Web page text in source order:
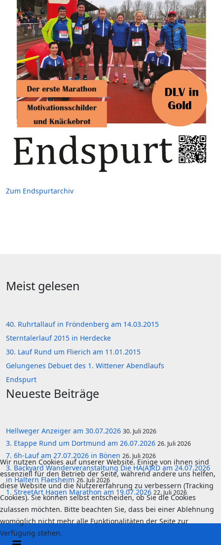
Zum Endspurtarchiv
Meist gelesen
40. Ruhrtallauf in Fröndenberg am 14.03.2015
Sterntalerlauf 2015 in Herdecke
30. Lauf Rund um Flierich am 11.01.2015
Gelungenes Debuet des 1. Wittener Abendlaufs
Endspurt
Neueste Beiträge
Hellweger Anzeiger am 30.07.2026 30. Juli 2026
3. Etappe Rund um Dortmund am 26.07.2026 26. Juli 2026
7. 6h-Lauf am 27.07.2026 in Bönen 26. Juli 2026
3. Backyard Wanderveranstaltung Die HA(A)RD am 24.07.2026
in Haltern Flaesheim 26. Juli 2026
1. StreetArt Hagen Marathon am 19.07.2026 22. Juli 2026
Wir nutzen Cookies auf unserer Website. Einige von ihnen sind
essenziell für den Betrieb der Seite, während andere uns helfen,
diese Website und die Nutzererfahrung zu verbessern (Tracking
Cookies). Sie können selbst entscheiden, ob Sie die Cookies
zulassen möchten. Bitte beachten Sie, dass bei einer Ablehnung
womöglich nicht mehr alle Funktionalitäten der Seite zur
Verfügung stehen.